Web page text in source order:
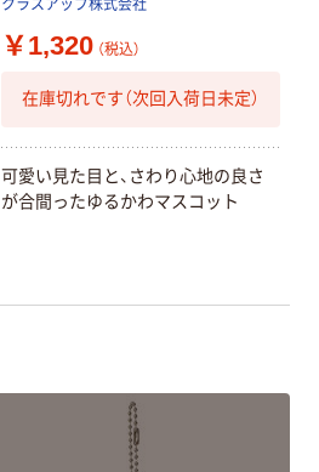
クラスアップ株式会社
￥1,320 （税込）
在庫切れです（次回入荷日未定）
可愛い見た目と、さわり心地の良さ
が合間ったゆるかわマスコット